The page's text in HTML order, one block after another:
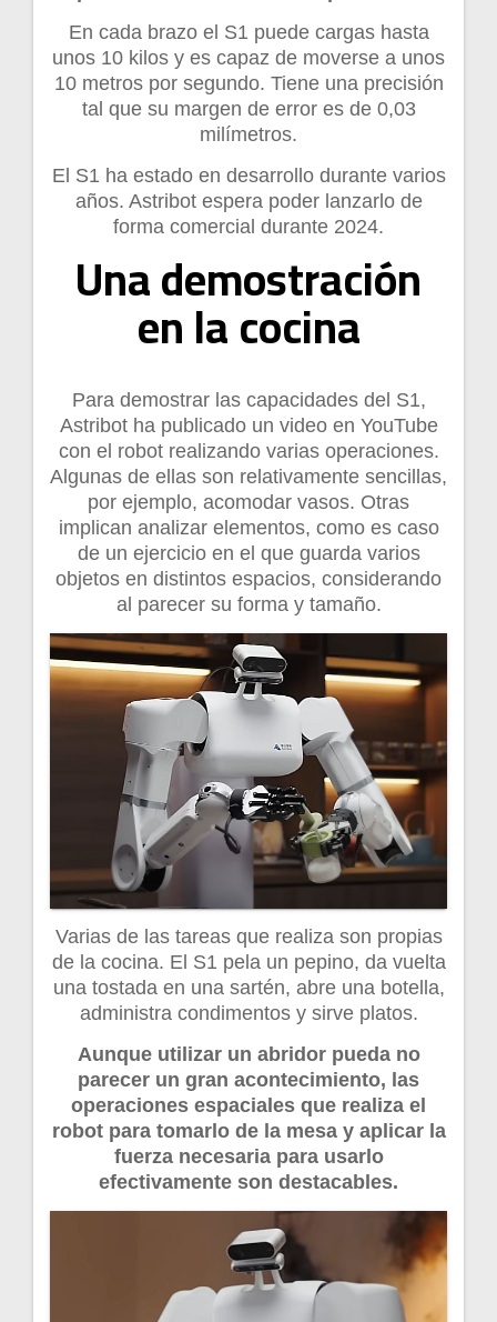
En cada brazo el S1 puede cargas hasta
unos 10 kilos y es capaz de moverse a unos
10 metros por segundo. Tiene una precisión
tal que su margen de error es de 0,03
milímetros.
El S1 ha estado en desarrollo durante varios
años. Astribot espera poder lanzarlo de
forma comercial durante 2024.
Una demostración
en la cocina
Para demostrar las capacidades del S1,
Astribot ha publicado un video en YouTube
con el robot realizando varias operaciones.
Algunas de ellas son relativamente sencillas,
por ejemplo, acomodar vasos. Otras
implican analizar elementos, como es caso
de un ejercicio en el que guarda varios
objetos en distintos espacios, considerando
al parecer su forma y tamaño.
Varias de las tareas que realiza son propias
de la cocina. El S1 pela un pepino, da vuelta
una tostada en una sartén, abre una botella,
administra condimentos y sirve platos.
Aunque utilizar un abridor pueda no
parecer un gran acontecimiento, las
operaciones espaciales que realiza el
robot para tomarlo de la mesa y aplicar la
fuerza necesaria para usarlo
efectivamente son destacables.